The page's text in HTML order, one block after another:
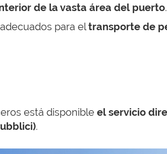
de la vasta área del puerto.
para eltransporte de
está disponible el servicio
.